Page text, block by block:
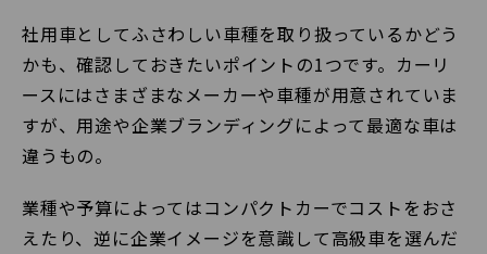
社用車としてふさわしい車種を取り扱っているかどう
かも、確認しておきたいポイントの1つです。カーリ
ースにはさまざまなメーカーや車種が用意されていま
すが、用途や企業ブランディングによって最適な車は
違うもの。
業種や予算によってはコンパクトカーでコストをおさ
えたり、逆に企業イメージを意識して高級車を選んだ